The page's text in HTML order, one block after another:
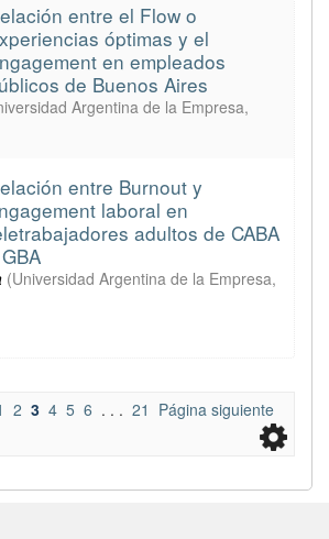
entre el Flow o
óptimas y el
en empleados
de Buenos Aires
Argentina de la Empresa,
entre Burnout y
laboral en
adultos de CABA
(Universidad Argentina de la Empresa,
2 3 4 5 6 . . . 21 Página siguiente